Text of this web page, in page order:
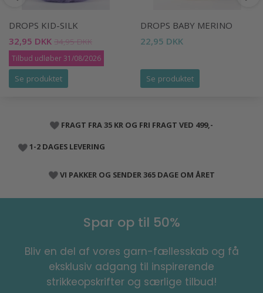
DROPS KID-SILK
32,95 DKK 34,95 DKK
Tilbud udløber 31/08/2026
Se produktet
DROPS BABY MERINO
22,95 DKK
Se produktet
FRAGT FRA 35 KR OG FRI FRAGT VED 499,-
1-2 DAGES LEVERING
VI PAKKER OG SENDER 365 DAGE OM ÅRET
Spar op til 50%
Bliv en del af vores garn-fællesskab og få
eksklusiv adgang til inspirerende
strikkeopskrifter og særlige tilbud!